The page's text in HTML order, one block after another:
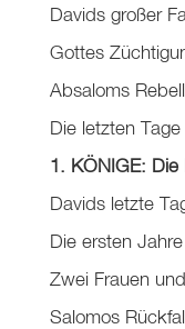
Davids großer
Gottes
Absaloms
Die letzten
1. KÖNIGE:
Davids letzte
Die ersten
Zwei Frauen
Salomos